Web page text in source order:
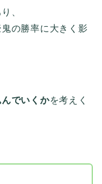
、
の勝率に大きく影
でいくかを考えく